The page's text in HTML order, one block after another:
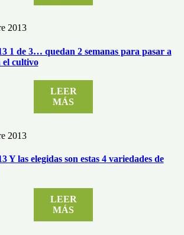
2013
1 de 3… quedan 2 semanas para pasar a
el cultivo
LEER
MÁS
2013
Y las elegidas son estas 4 variedades de
LEER
MÁS